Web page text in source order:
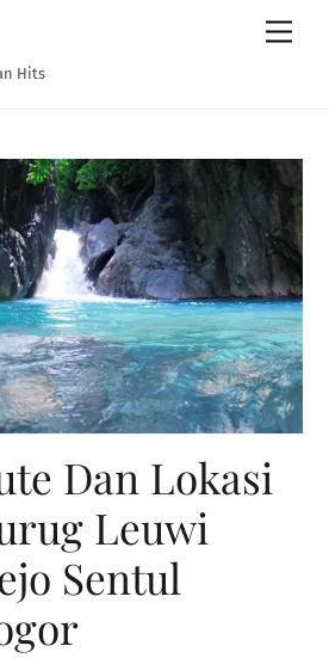
Hits
Dan Lokasi
Leuwi
Sentul